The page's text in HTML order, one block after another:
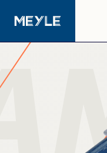
Produkty
Warsztaty